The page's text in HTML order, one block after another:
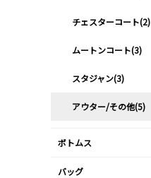
チェスターコート(2)
ムートンコート(3)
スタジャン(3)
アウター/その他(5)
ボトムス
バッグ